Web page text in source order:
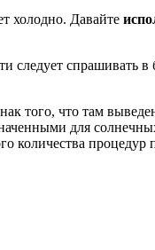
холодно. Давайте
следует спрашивать
того, что там
для
процедур